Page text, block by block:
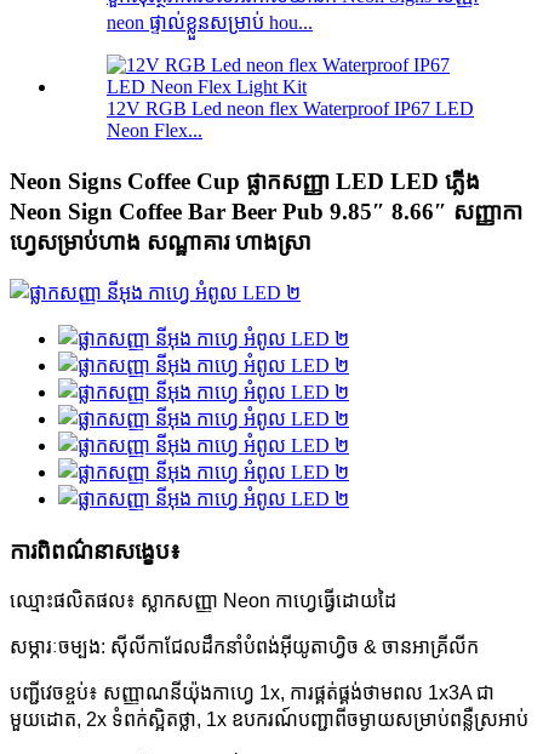
neon ផ្ទាល់ខ្លួនសម្រាប់ hou...
12V RGB Led neon flex Waterproof IP67 LED
Neon Flex...
Neon Signs Coffee Cup ផ្លាកសញ្ញា LED LED ភ្លើង
Neon Sign Coffee Bar Beer Pub 9.85″ 8.66″ សញ្ញាកា
ហ្វេសម្រាប់ហាង សណ្ឋាគារ ហាងស្រា
ការពិពណ៌នាសង្ខេប៖
ឈ្មោះផលិតផល៖ ស្លាកសញ្ញា Neon កាហ្វេធ្វើដោយដៃ
សម្ភារៈចម្បង: ស៊ីលីកាជែលដឹកនាំបំពង់អ៊ីយូតាហ្វិច & ចានអាគ្រីលីក
បញ្ជីវេចខ្ចប់៖ សញ្ញាណនីយ៉ុងកាហ្វេ 1x, ការផ្គត់ផ្គង់ថាមពល 1x3A ជា
មួយដោត, 2x ទំពក់ស្អិតថ្លា, 1x ឧបករណ៍បញ្ជាពីចម្ងាយសម្រាប់ពន្លឺស្រអាប់